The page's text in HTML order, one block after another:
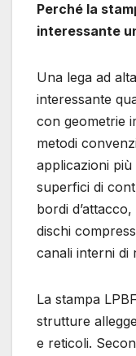
Perché la
interessante
Una lega ad
interessante
con geometrie
metodi
applicazioni
superfici di
bordi
dischi
canali interni di
La stampa
strutture
e reticoli.